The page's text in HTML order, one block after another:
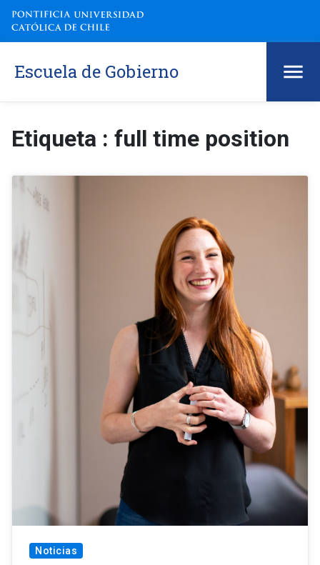
Escuela de Gobierno
Etiqueta : full time position
Noticias